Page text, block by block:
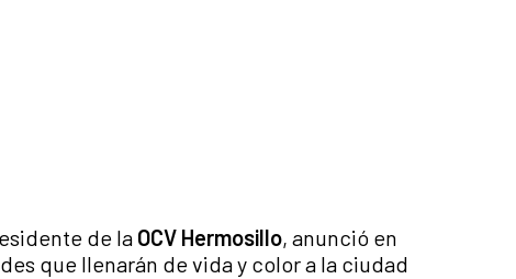
de la OCV Hermosillo, anunció en
que llenarán de vida y color a la ciudad